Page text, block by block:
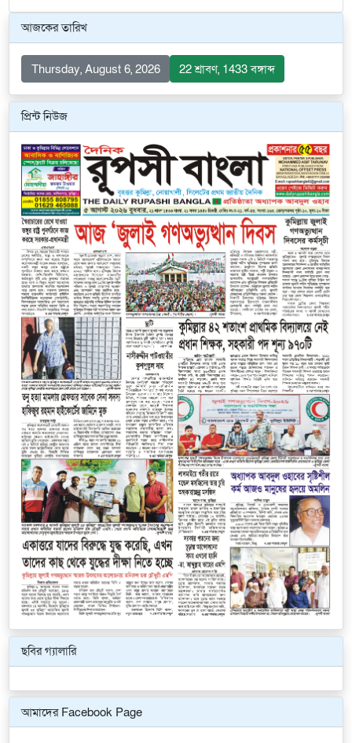
আজকের তারিখ
Thursday, August 6, 2026 22 শ্রাবণ, 1433 বঙ্গাব্দ
প্রিন্ট নিউজ
ছবির গ্যালারি
আমাদের Facebook Page